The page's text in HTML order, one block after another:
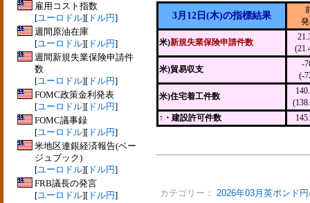
雇用コスト指数
[ユーロドル][ ドル円]
週間原油在庫
[ユーロドル][ ドル円]
週間新規失業保険申請件
数
[ユーロドル][ ドル円]
FOMC政策金利発表
[ユーロドル][ ドル円]
FOMC議事録
[ユーロドル][ ドル円]
米地区連銀経済報告(ベー
ジュブック)
[ユーロドル][ ドル円]
FRB議長の発言
[ユーロドル][ ドル円]
3月12日(木)の指標結果
米)新規失業保険申請件数
米)貿易収支
-
(-
米)住宅着工件数
↑・建設許可件数
カテゴリー： 2026年03月英ポンド円